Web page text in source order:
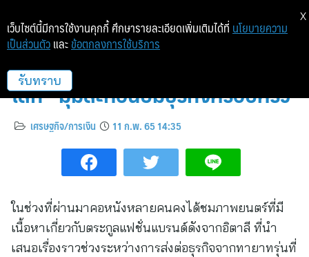
ถอดบทเรียนจาก “แบรนด์ดังระดับ
โลก” มุมสะท้อนปมธุรกิจครอบครัว
เศรษฐกิจ/การเงิน 11 ก.พ. 65 14:35
ในช่วงที่ผ่านมาคอหนังหลายคนคงได้ชมภาพยนตร์ที่มี
เนื้อหาเกี่ยวกับตระกูลแฟชั่นแบรนด์ดังจากอิตาลี ที่นำ
เสนอเรื่องราวช่วงระหว่างการส่งต่อธุรกิจจากทายาทรุ่นที่
เว็บไซต์นี้มีการใช้งานคุกกี้ ศึกษารายละเอียดเพิ่มเติมได้ที่ นโยบายความ
เป็นส่วนตัว และ ข้อตกลงการใช้บริการ
รับทราบ
X